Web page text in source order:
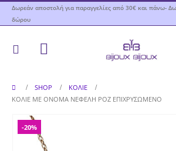
Δωρεάν αποστολή για παραγγελίες από 30€ και πάνω-
δώρου
SHOP
ΚΟΛΙΈ
ΚΟΛΙΈ ΜΕ ΌΝΟΜΑ ΝΕΦΈΛΗ ΡΟΖ ΕΠΙΧΡΥΣΩΜΈΝΟ
-20%